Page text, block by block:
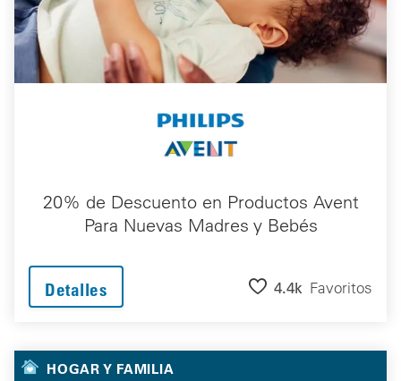
20% de Descuento en Productos Avent
Para Nuevas Madres y Bebés
Detalles 4.4k Favoritos
HOGAR Y FAMILIA